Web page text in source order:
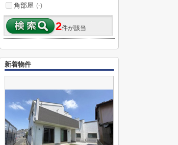
角部屋 (-)
2件が該当
新着物件